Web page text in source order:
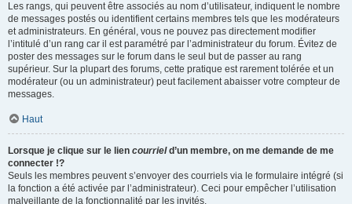
Les rangs, qui peuvent être associés au nom d’utilisateur, indiquent le nombre
de messages postés ou identifient certains membres tels que les modérateurs
et administrateurs. En général, vous ne pouvez pas directement modifier
l’intitulé d’un rang car il est paramétré par l’administrateur du forum. Évitez de
poster des messages sur le forum dans le seul but de passer au rang
supérieur. Sur la plupart des forums, cette pratique est rarement tolérée et un
modérateur (ou un administrateur) peut facilement abaisser votre compteur de
messages.
Haut
Lorsque je clique sur le lien courrield’un membre, on me demande de me
connecter !?
Seuls les membres peuvent s’envoyer des courriels via le formulaire intégré (si
la fonction a été activée par l’administrateur). Ceci pour empêcher l’utilisation
malveillante de la fonctionnalité par les invités.